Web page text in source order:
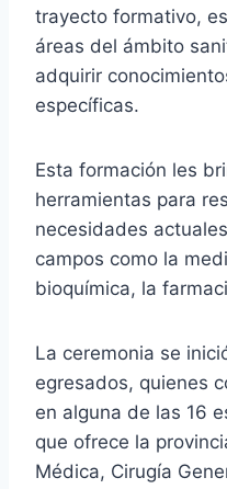
trayecto formativo,
áreas del ámbito
adquirir
específicas.
Esta formación les
herramientas para
necesidades
campos como la
bioquímica, la
La ceremonia se
egresados, quienes
en alguna de las 16
que ofrece la
Médica, Cirugía